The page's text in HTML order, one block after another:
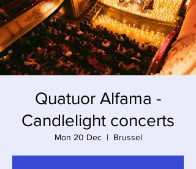
Quatuor Alfama -
Candlelight concerts
Mon 20 Dec
  |
Brussel